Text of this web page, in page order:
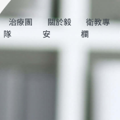
治療團
隊
關於毅
安
衛教專
欄